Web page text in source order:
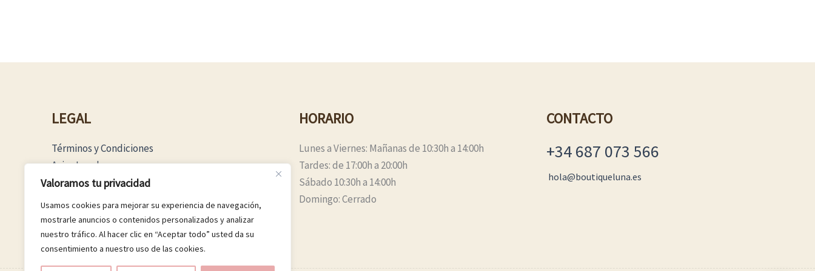
Valoramos tu privacidad
Usamos cookies para mejorar su experiencia de navegación,
mostrarle anuncios o contenidos personalizados y analizar
nuestro tráfico. Al hacer clic en “Aceptar todo” usted da su
consentimiento a nuestro uso de las cookies.
LEGAL
Términos y Condiciones
Aviso Legal
Política Privacidad
Política Cookies
HORARIO
Lunes a Viernes: Mañanas de 10:30h a 14:00h
Tardes: de 17:00h a 20:00h
Sábado 10:30h a 14:00h
Domingo: Cerrado
CONTACTO
+34 687 073 566
hola@boutiqueluna.es